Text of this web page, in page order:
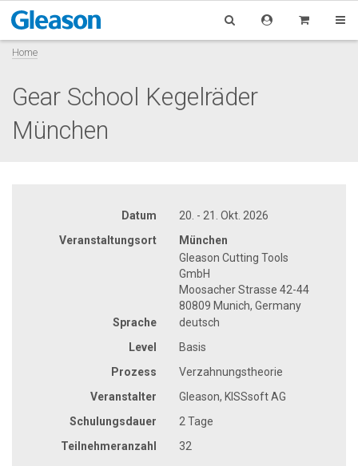
Home
Gear School Kegelräder
München
Datum
20. - 21. Okt. 2026
Veranstaltungsort
München
Gleason Cutting Tools
GmbH
Moosacher Strasse 42-44
80809 Munich, Germany
Sprache
deutsch
Level
Basis
Prozess
Verzahnungstheorie
Veranstalter
Gleason, KISSsoft AG
Schulungsdauer
2 Tage
Teilnehmeranzahl
32